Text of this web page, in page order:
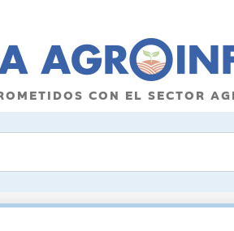
CON EL SECTOR